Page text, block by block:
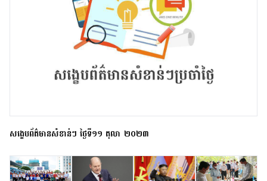
សង្ខេបព័ត៌មានសំខាន់ៗ ថ្ងៃទី១១ តុលា ២០២៣